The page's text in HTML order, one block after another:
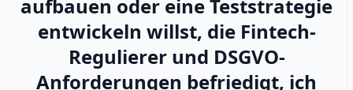
aufbauen oder eine Teststrategie
entwickeln willst, die Fintech-
Regulierer und DSGVO-
Anforderungen befriedigt, ich